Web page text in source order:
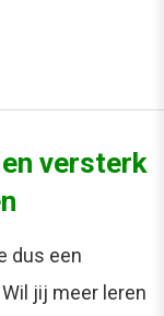
versterk
dus een
jij meer leren